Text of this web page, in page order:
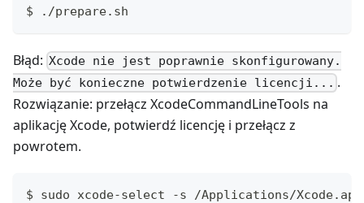
$ ./prepare.sh
Błąd: Xcode nie jest poprawnie skonfigurowany.
Może być konieczne potwierdzenie licencji... .
Rozwiązanie: przełącz XcodeCommandLineTools na
aplikację Xcode, potwierdź licencję i przełącz z
powrotem.
$ sudo xcode-select -s /Applications/